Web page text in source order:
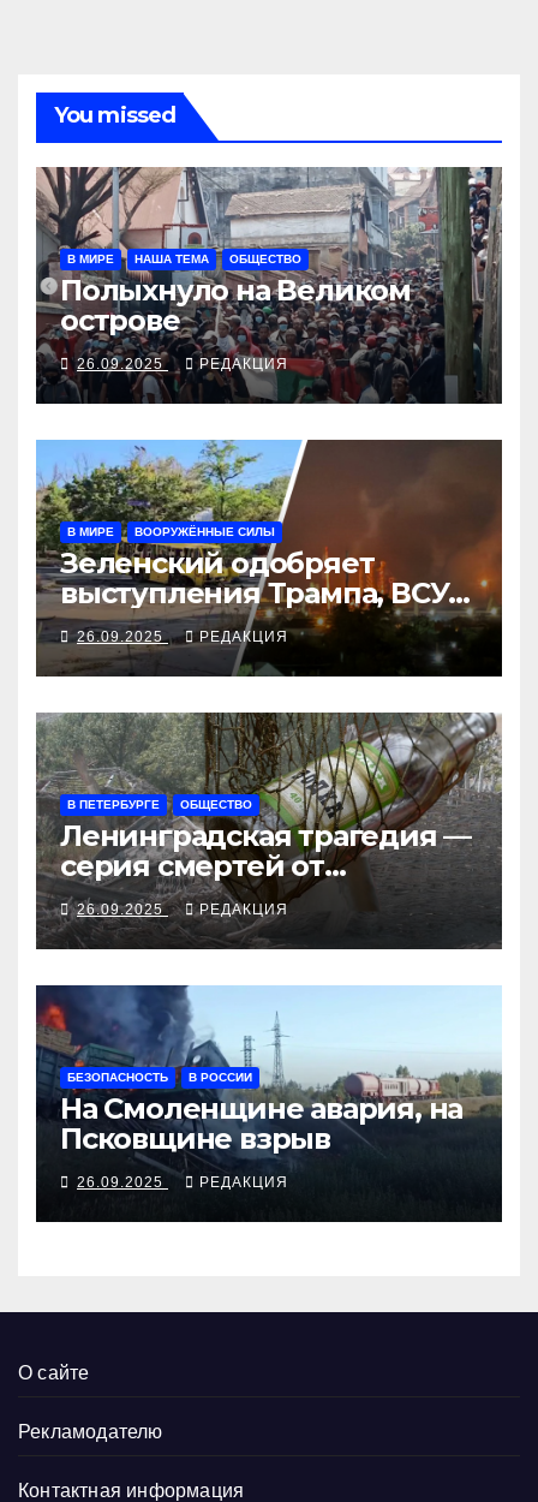
You missed
В МИРЕ НАША ТЕМА ОБЩЕСТВО
Полыхнуло на Великом
острове
26.09.2025 РЕДАКЦИЯ
В МИРЕ ВООРУЖЁННЫЕ СИЛЫ
Зеленский одобряет
выступления Трампа, ВСУ
закрыли Добропольский
рубеж
26.09.2025 РЕДАКЦИЯ
В ПЕТЕРБУРГЕ ОБЩЕСТВО
Ленинградская трагедия —
серия смертей от
алкосуррогата
26.09.2025 РЕДАКЦИЯ
БЕЗОПАСНОСТЬ В РОССИИ
На Смоленщине авария, на
Псковщине взрыв
26.09.2025 РЕДАКЦИЯ
О сайте
Рекламодателю
Контактная информация